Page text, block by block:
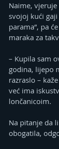
Naime,
svojoj kući
parama”, pa
maraka za
– Kupila sam
godina, lijepo
razraslo –
već ima
lončanicoim.
Na pitanje da
obogatila,